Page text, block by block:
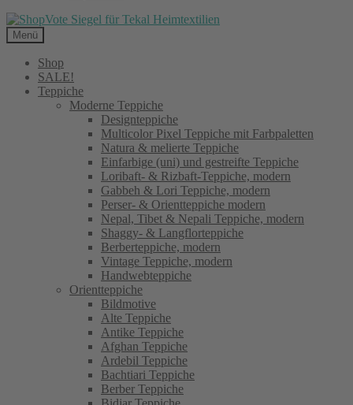
Menü
Shop
SALE!
Teppiche
Moderne Teppiche
Designteppiche
Multicolor Pixel Teppiche mit Farbpaletten
Natura & melierte Teppiche
Einfarbige (uni) und gestreifte Teppiche
Loribaft- & Rizbaft-Teppiche, modern
Gabbeh & Lori Teppiche, modern
Perser- & Orientteppiche modern
Nepal, Tibet & Nepali Teppiche, modern
Shaggy- & Langflorteppiche
Berberteppiche, modern
Vintage Teppiche, modern
Handwebteppiche
Orientteppiche
Bildmotive
Alte Teppiche
Antike Teppiche
Afghan Teppiche
Ardebil Teppiche
Bachtiari Teppiche
Berber Teppiche